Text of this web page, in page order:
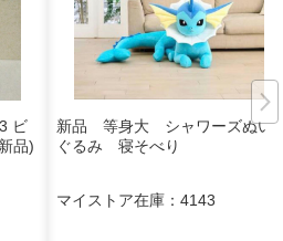
ビ
品)
新品 等身大 シャワーズぬい
ぐるみ 寝そべり
マイストア在庫： 4143